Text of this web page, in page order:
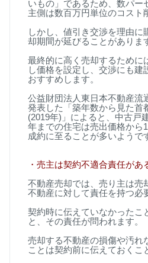
いもの」であるため、数パー
主側は数百万円単位のコスト
しかし、値引き交渉を理由に
却期間が延びることがありま
最終的に高く売却するために
し価格を設定し、交渉にも建
おすすめします。
公益財団法人東日本不動産流
発表した「築年数から見た首
(2019年) 」によると、中古戸
年までの住宅は売出価格から
成約に至ることが多いようで
・売主は契約不適合責任があ
不動産売却では、売り主は売
不動産に対して責任を持つ必
契約時に伝えていなかったこ
と、その責任が問われます。
売却する不動産の損傷や汚れ
ことは契約前に伝えておくこ